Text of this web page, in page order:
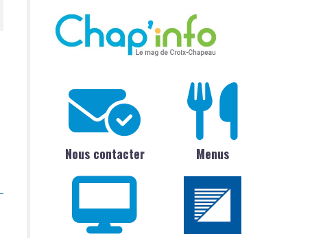
Nous contacter Menus